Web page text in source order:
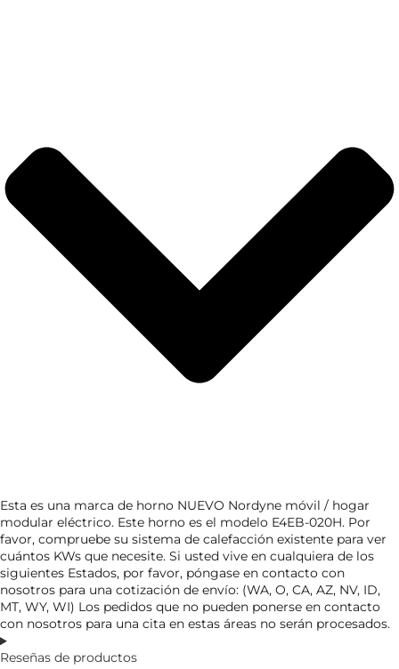
Esta es una marca de horno NUEVO Nordyne móvil / hogar
modular eléctrico. Este horno es el modelo E4EB-020H. Por
favor, compruebe su sistema de calefacción existente para ver
cuántos KWs que necesite. Si usted vive en cualquiera de los
siguientes Estados, por favor, póngase en contacto con
nosotros para una cotización de envío: (WA, O, CA, AZ, NV, ID,
MT, WY, WI) Los pedidos que no pueden ponerse en contacto
con nosotros para una cita en estas áreas no serán procesados.
Reseñas de productos